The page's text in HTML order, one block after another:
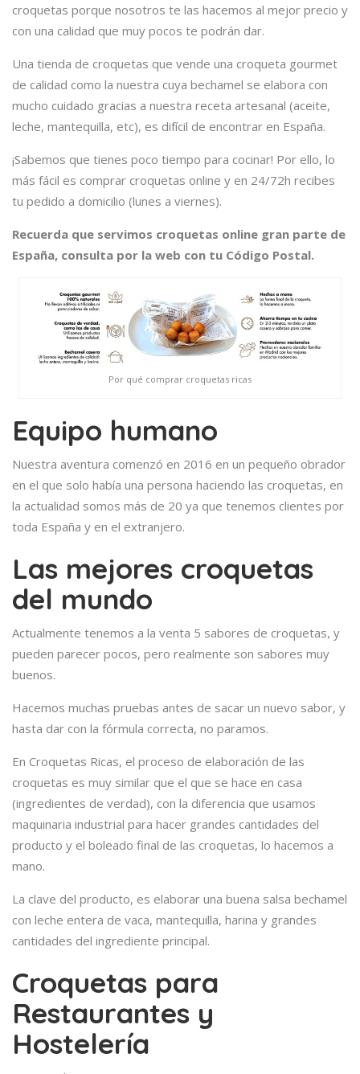
croquetas porque nosotros te las hacemos al mejor precio y
con una calidad que muy pocos te podrán dar.
Una tienda de croquetas que vende una croqueta gourmet
de calidad como la nuestra cuya bechamel se elabora con
mucho cuidado gracias a nuestra receta artesanal (aceite,
leche, mantequilla, etc), es difícil de encontrar en España.
¡Sabemos que tienes poco tiempo para cocinar! Por ello, lo
más fácil es comprar croquetas online y en 24/72h recibes
tu pedido a domicilio (lunes a viernes).
Recuerda que servimos croquetas online gran parte de
España, consulta por la web con tu Código Postal.
Por qué comprar croquetas ricas
Equipo humano
Nuestra aventura comenzó en 2016 en un pequeño obrador
en el que solo había una persona haciendo las croquetas, en
la actualidad somos más de 20 ya que tenemos clientes por
toda España y en el extranjero.
Las mejores croquetas
del mundo
Actualmente tenemos a la venta 5 sabores de croquetas, y
pueden parecer pocos, pero realmente son sabores muy
buenos.
Hacemos muchas pruebas antes de sacar un nuevo sabor, y
hasta dar con la fórmula correcta, no paramos.
En Croquetas Ricas, el proceso de elaboración de las
croquetas es muy similar que el que se hace en casa
(ingredientes de verdad), con la diferencia que usamos
maquinaria industrial para hacer grandes cantidades del
producto y el boleado final de las croquetas, lo hacemos a
mano.
La clave del producto, es elaborar una buena salsa bechamel
con leche entera de vaca, mantequilla, harina y grandes
cantidades del ingrediente principal.
Croquetas para
Restaurantes y
Hostelería